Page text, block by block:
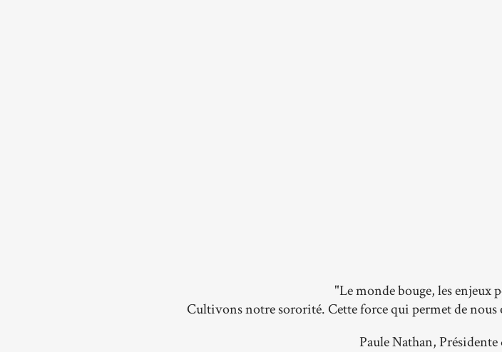
"Le monde bouge, les enjeux
Cultivons notre sororité. Cette force qui permet de
Paule Nathan,